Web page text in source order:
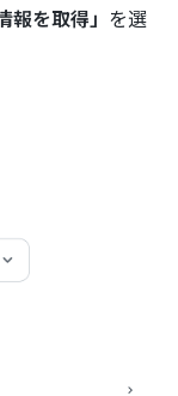
を取得」 を選